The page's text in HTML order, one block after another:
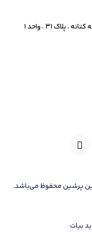
۳۱ ، واحد ۱
پرشین محفوظ می‌باشد.
بیات